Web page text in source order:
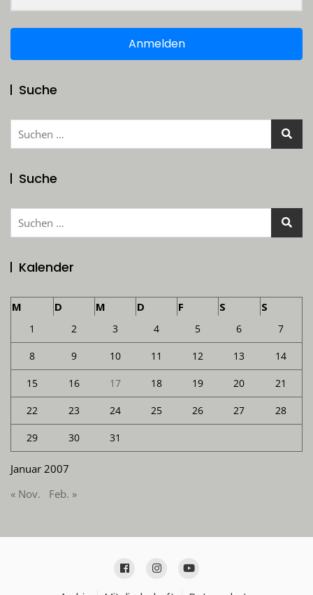
Anmelden
Suche
Suchen
Suche
Suchen
Kalender
Januar 2007
M D M D F S S
1 2 3 4 5 6 7
8 9 10 11 12 13 14
15 16 17 18 19 20 21
22 23 24 25 26 27 28
29 30 31
« Nov. Feb. »